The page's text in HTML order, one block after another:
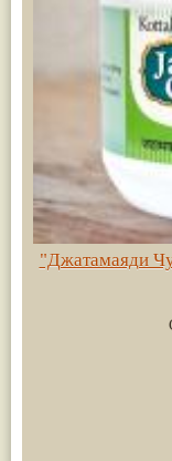
"Джатамаяди